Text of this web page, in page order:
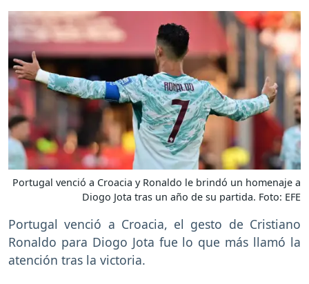
Portugal venció a Croacia y Ronaldo le brindó un homenaje a
Diogo Jota tras un año de su partida. Foto: EFE
Portugal venció a Croacia, el gesto de Cristiano
Ronaldo para Diogo Jota fue lo que más llamó la
atención tras la victoria.